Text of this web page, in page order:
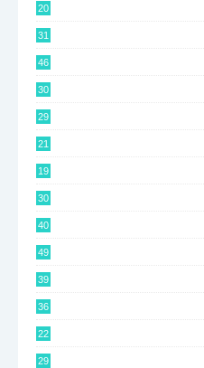
20
31
46
30
29
21
19
30
40
49
39
36
22
29